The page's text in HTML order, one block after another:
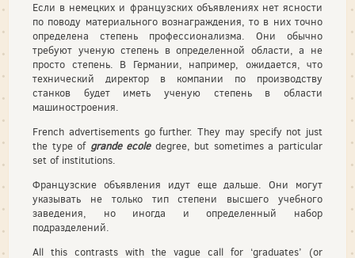
Если в немецких и французских объявлениях нет ясности
по поводу материального вознаграждения, то в них точно
определена степень профессионализма. Они обычно
требуют ученую степень в определенной области, а не
просто степень. В Германии, например, ожидается, что
технический директор в компании по производству
станков будет иметь ученую степень в области
машиностроения.
French advertisements go further. They may specify not just
the type of grande ecoledegree, but sometimes a particular
set of institutions.
Французские объявления идут еще дальше. Они могут
указывать не только тип степени высшего учебного
заведения, но иногда и определенный набор
подразделений.
All this contrasts with the vague call for ‘graduates’ (or